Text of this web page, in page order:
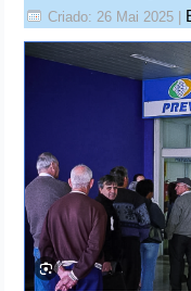
Criado: 26 Mai 2025